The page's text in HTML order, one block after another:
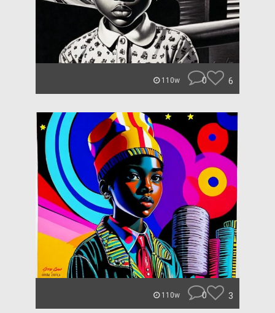
110w 0 6
110w 0 3